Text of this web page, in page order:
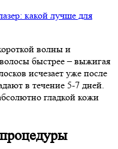
волны и
быстрее – выжигая
исчезает уже после
в течение 5-7 дней.
гладкой кожи